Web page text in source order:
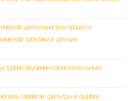
деятельности в процессе
практики в детских
обучение самостоятельным
сервисов, фильтры и ошибки